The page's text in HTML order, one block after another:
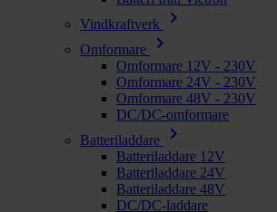
Vindkraftverk
chevron_right
Omformare chevron_right
Omformare 12V - 230V
Omformare 24V - 230V
Omformare 48V - 230V
DC/DC-omformare
Batteriladdare
chevron_right
Batteriladdare 12V
Batteriladdare 24V
Batteriladdare 48V
DC/DC-laddare